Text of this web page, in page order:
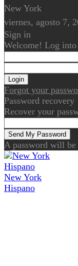
New York
viernes, agosto 7,
Sign in
Welcome! Log
Forgot your
Password recovery
Recover your
A password will
New York
Hispano